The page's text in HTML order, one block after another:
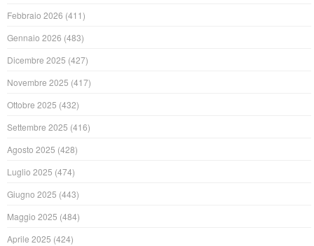
Febbraio 2026 (411)
Gennaio 2026 (483)
Dicembre 2025 (427)
Novembre 2025 (417)
Ottobre 2025 (432)
Settembre 2025 (416)
Agosto 2025 (428)
Luglio 2025 (474)
Giugno 2025 (443)
Maggio 2025 (484)
Aprile 2025 (424)